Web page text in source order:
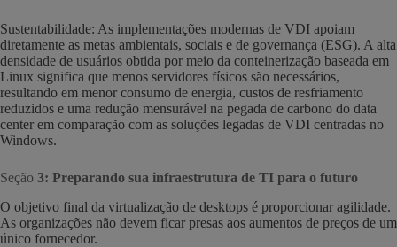
Sustentabilidade: As implementações modernas de VDI apoiam
diretamente as metas ambientais, sociais e de governança (ESG). A alta
densidade de usuários obtida por meio da conteinerização baseada em
Linux significa que menos servidores físicos são necessários,
resultando em menor consumo de energia, custos de resfriamento
reduzidos e uma redução mensurável na pegada de carbono do data
center em comparação com as soluções legadas de VDI centradas no
Windows.
Seção 3: Preparando sua infraestrutura de TI para o futuro
O objetivo final da virtualização de desktops é proporcionar agilidade.
As organizações não devem ficar presas aos aumentos de preços de um
único fornecedor.